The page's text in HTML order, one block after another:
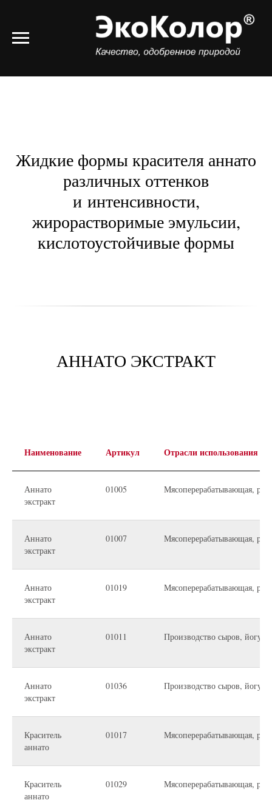
Жидкие формы красителя аннато
различных оттенков
и интенсивности,
жирорастворимые эмульсии,
кислотоустойчивые формы
АННАТО ЭКСТРАКТ
Наименование Артикул Отрасли использования
Аннато
экстракт
01005 Мясоперерабатывающая,
Аннато
экстракт
01007 Мясоперерабатывающая,
Аннато
экстракт
01019 Мясоперерабатывающая,
Аннато
экстракт
01011 Производство сыров,
Аннато
экстракт
01036 Производство сыров,
Краситель
аннато
01017 Мясоперерабатывающая,
Краситель
аннато
01029 Мясоперерабатывающая,